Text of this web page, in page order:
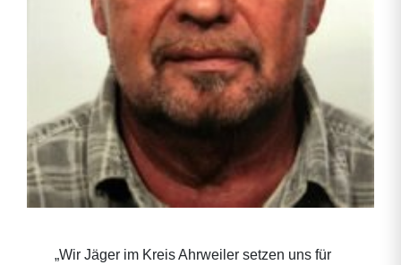
„Wir Jäger im Kreis Ahrweiler setzen uns für